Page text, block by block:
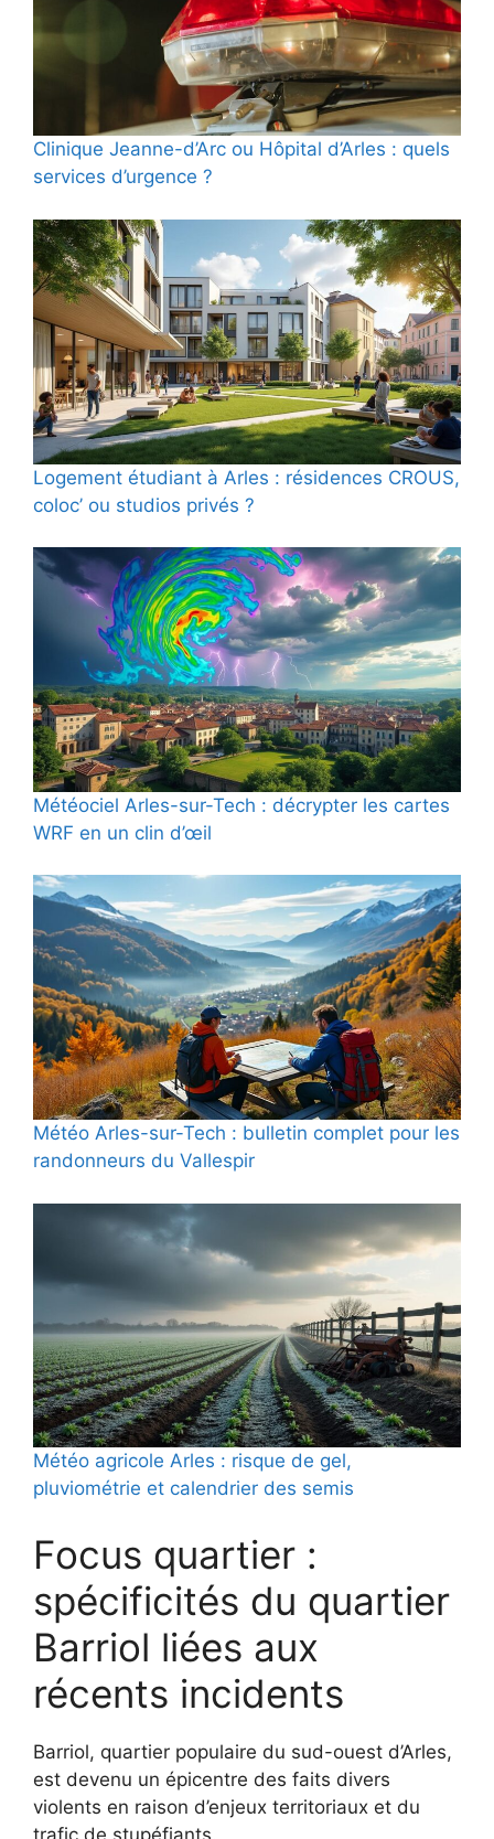
Clinique Jeanne-d’Arc ou Hôpital d’Arles : quels
services d’urgence ?
Logement étudiant à Arles : résidences CROUS,
coloc’ ou studios privés ?
Météociel Arles-sur-Tech : décrypter les cartes
WRF en un clin d’œil
Météo Arles-sur-Tech : bulletin complet pour les
randonneurs du Vallespir
Météo agricole Arles : risque de gel,
pluviométrie et calendrier des semis
Focus quartier :
spécificités du quartier
Barriol liées aux
récents incidents
Barriol, quartier populaire du sud-ouest d’Arles,
est devenu un épicentre des faits divers
violents en raison d’enjeux territoriaux et du
trafic de stupéfiants.